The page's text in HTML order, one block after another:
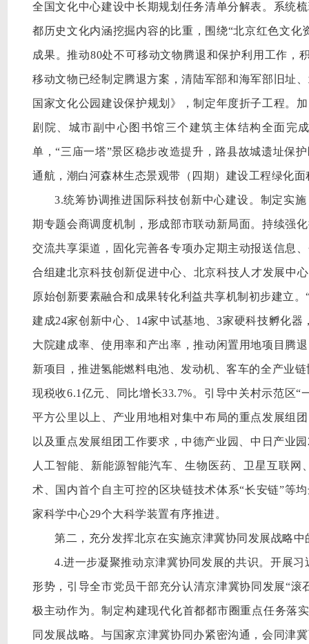
全国文化中心建设中长期规划任务清单分解表。系统
都历史文化内涵挖掘内容的比重，围绕“北京红色文
成果。推动80处不可移动文物腾退和保护利用工作，
移动文物已经制定腾退方案，清陆军部和海军部旧址
国家文化公园建设保护规划》，制定年度折子工程。
剧院、城市副中心图书馆三个建筑主体结构全面完
单，“三庙一塔”景区稳步改造提升，路县故城遗址保
通航，潮白河森林生态景观带（四期）建设工程绿化面
3.统筹协调推进国际科技创新中心建设。制定实
期专题会商调度机制，形成部市联动新局面。持续强
交流共享渠道，固化完善各专项办定期主动报送信息
合组建北京科技创新促进中心、北京科技人才发展中
原始创新要素融合和成果转化利益共享机制初步建立
建成24家创新中心、14家中试基地、3家硬科技孵化
大院建成率、使用率和产出率，推动闲置用地项目腾
新项目，推进氢能燃料电池、发动机、客车的全产业
现税收6.1亿元、同比增长33.7%。引导中关村示范区
平方公里以上、产业用地相对集中布局的重点发展组
以及重点发展组团工作要求，中德产业园、中日产业
人工智能、新能源智能汽车、生物医药、卫星互联
术、国内首个自主可控的区块链技术体系“长安链”等
家科学中心29个大科学装置有序推进。
第二，充分发挥北京在实施京津冀协同发展战略
4.进一步凝聚推动京津冀协同发展的共识。开展
形势，引导全市党员干部充分认清京津冀协同发展“
极主动作为。制定构建现代化首都都市圈重点任务落
同发展战略。与国家京津冀协同办紧密沟通，会同津